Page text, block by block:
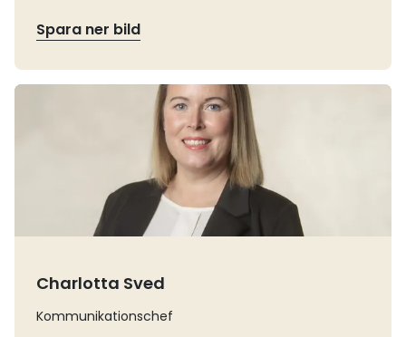
Spara ner bild
Charlotta Sved
Kommunikationschef
Läs mer